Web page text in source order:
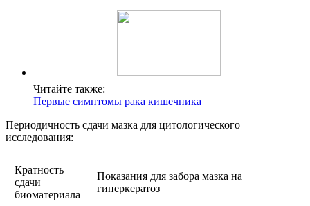
Читайте также:
Первые симптомы рака кишечника
Периодичность сдачи мазка для цитологического
исследования:
Кратность
сдачи
биоматериала
Показания для забора мазка на
гиперкератоз